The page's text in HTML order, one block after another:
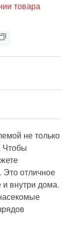
товара
не только
Чтобы
Это отличное
и внутри дома.